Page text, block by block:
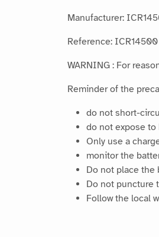
Manufacturer:
Reference: ICR14500
WARNING : For
Reminder of the
do not short-
do not expose
Only use a
monitor the
Do not place the
Do not puncture
Follow the local